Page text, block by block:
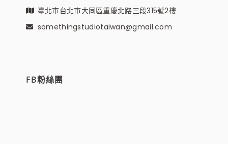
臺北市台北市大同區重慶北路三段315號2樓
somethingstudiotaiwan@gmail.com
FB粉絲團